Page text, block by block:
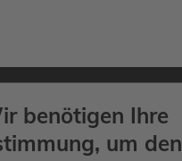
benötigen Ihre
um den